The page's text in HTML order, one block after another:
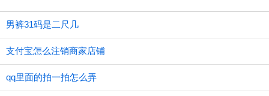
男裤31码是二尺几
支付宝怎么注销商家店铺
qq里面的拍一拍怎么弄